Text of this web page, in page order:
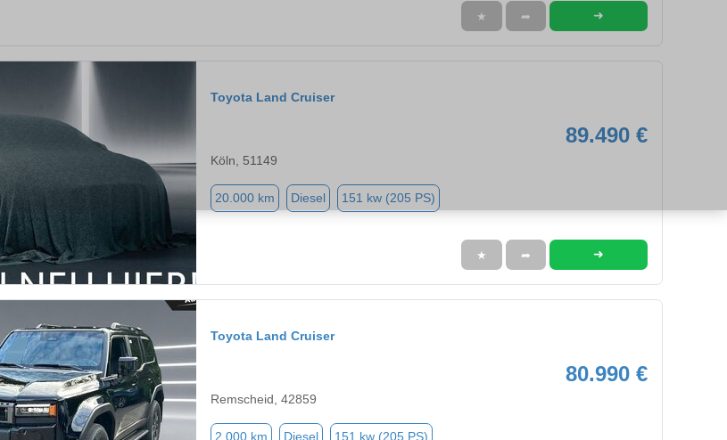
★ ➦ ➜
Toyota Land Cruiser
89.490 €
Köln, 51149
20.000 km Diesel 151 kw (205 PS)
★ ➦ ➜
Toyota Land Cruiser
80.990 €
Remscheid, 42859
2.000 km Diesel 151 kw (205 PS)